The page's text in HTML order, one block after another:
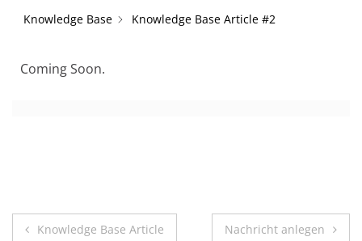
Knowledge Base Knowledge Base Article #2
Coming Soon.
Beitragsnavigation
Knowledge Base Article Nachricht anlegen